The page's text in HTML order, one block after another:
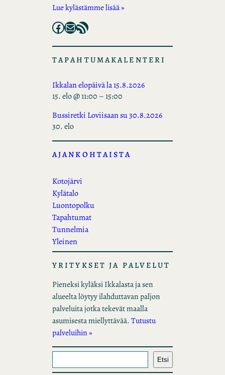
Lue kylästämme lisää »
Facebook Mail RSS Feed
TAPAHTUMAKALENTERI
Ikkalan elopäivä la 15.8.2026
15. elo @ 11:00 –15:00
Bussiretki Loviisaan su 30.8.2026
30. elo
AJANKOHTAISTA
Kotojärvi
Kylätalo
Luontopolku
Tapahtumat
Tunnelmia
Yleinen
YRITYKSET JA PALVELUT
Pieneksi kyläksi Ikkalasta ja sen
alueelta löytyy ilahduttavan paljon
palveluita jotka tekevät maalla
asumisesta miellyttävää.Tutustu
palveluihin »
t
Etsi